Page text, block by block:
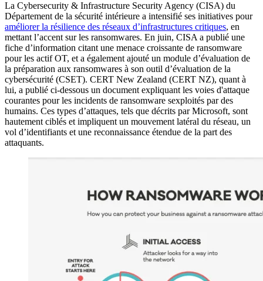
La Cybersecurity & Infrastructure Security Agency (CISA) du
Département de la sécurité intérieure a intensifié ses initiatives pour
améliorer la résilience des réseaux d’infrastructures critiques, en
mettant l’accent sur les ransomwares. En juin, CISA a publié une
fiche d’information citant une menace croissante de ransomware
pour les actif OT, et a également ajouté un module d’évaluation de
la préparation aux ransomwares à son outil d’évaluation de la
cybersécurité (CSET). CERT New Zealand (CERT NZ), quant à
lui, a publié ci-dessous un document expliquant les voies d'attaque
courantes pour les incidents de ransomware sexploités par des
humains. Ces types d’attaques, tels que décrits par Microsoft, sont
hautement ciblés et impliquent un mouvement latéral du réseau, un
vol d’identifiants et une reconnaissance étendue de la part des
attaquants.